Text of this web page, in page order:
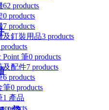
62 products
0 products
7 products
及釘裝用品3 products
Point 筆0 products
及配件7 products
6 products
筆0 products
1 產品